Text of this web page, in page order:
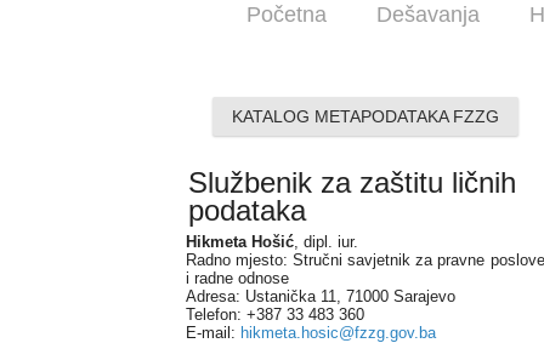
Početna Dešavanja
KATALOG METAPODATAKA FZZG
Službenik za zaštitu ličnih
podataka
Hikmeta Hošić, dipl. iur.
Radno mjesto: Stručni savjetnik za pravne poslove
i radne odnose
Adresa: Ustanička 11, 71000 Sarajevo
Telefon: +387 33 483 360
E-mail: hikmeta.hosic@fzzg.gov.ba